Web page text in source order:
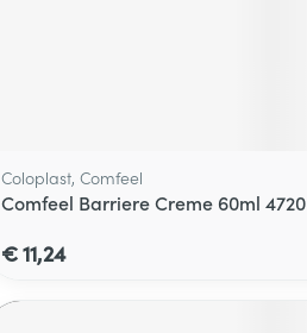
Coloplast, Comfeel
Comfeel Barriere Creme 60ml 4720
€ 11,24